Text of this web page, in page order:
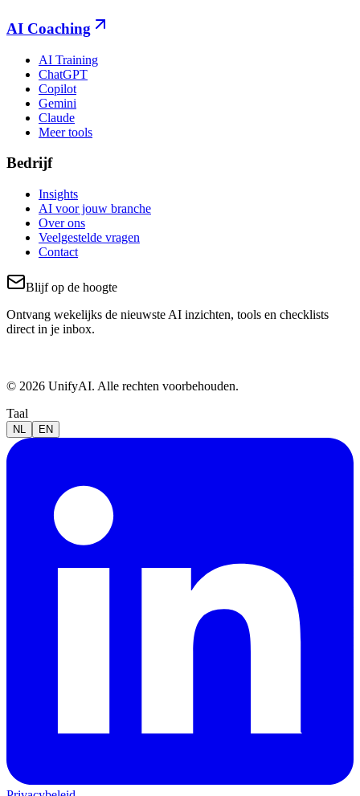
AI Coaching
AI Training
ChatGPT
Copilot
Gemini
Claude
Meer tools
Bedrijf
Insights
AI voor jouw branche
Over ons
Veelgestelde vragen
Contact
Blijf op de hoogte
Ontvang wekelijks de nieuwste AI inzichten, tools en checklists
direct in je inbox.
© 2026 UnifyAI. Alle rechten voorbehouden.
Taal
NL EN